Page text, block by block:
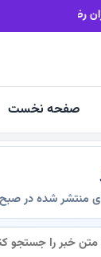
قدس روی دوش
صفحه نخست
منتشر شده در